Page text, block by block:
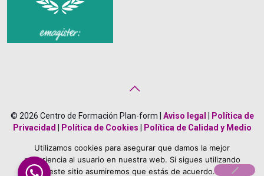
© 2026 Centro de Formación Plan-form | Aviso legal
Política de
Privacidad
Política de Cookies
Política de Calidad y Medio
About Us Career Terms Team Members
Utilizamos cookies para asegurar que damos la mejor
experiencia al usuario en nuestra web. Si sigues utilizando
este sitio asumiremos que estás de acuerdo.